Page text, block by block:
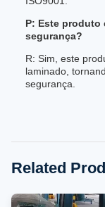
P: Este produto
segurança?
R: Sim, este
laminado,
segurança.
Related